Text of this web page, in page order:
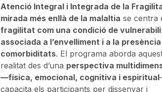
Atenció Integral i Integrada de la
mirada més enllà de la malaltia se centra
fragilitat com una condició de
associada a l’envelliment i a la
comorbiditats. El programa aborda
realitat des d’una perspectiva
—física, emocional, cognitiva i espiritual
capacita els participants per dissenyar i